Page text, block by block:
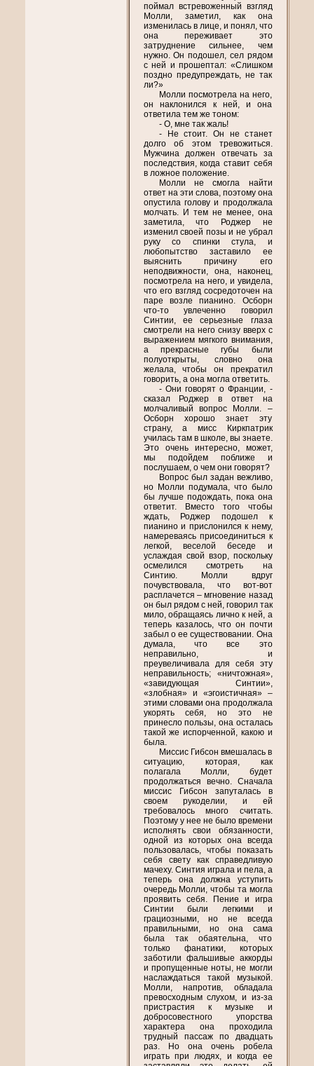
поймал встревоженный взгляд
Молли, заметил, как она
изменилась в лице, и понял, что
она переживает это
затруднение сильнее, чем
нужно. Он подошел, сел рядом
с ней и прошептал: «Слишком
поздно предупреждать, не так
ли?»
Молли посмотрела на него,
он наклонился к ней, и она
ответила тем же тоном:
- О, мне так жаль!
- Не стоит. Он не станет
долго об этом тревожиться.
Мужчина должен отвечать за
последствия, когда ставит себя
в ложное положение.
Молли не смогла найти
ответ на эти слова, поэтому она
опустила голову и продолжала
молчать. И тем не менее, она
заметила, что Роджер не
изменил своей позы и не убрал
руку со спинки стула, и
любопытство заставило ее
выяснить причину его
неподвижности, она, наконец,
посмотрела на него, и увидела,
что его взгляд сосредоточен на
паре возле пианино. Осборн
что-то увлеченно говорил
Синтии, ее серьезные глаза
смотрели на него снизу вверх с
выражением мягкого внимания,
а прекрасные губы были
полуоткрыты, словно она
желала, чтобы он прекратил
говорить, а она могла ответить.
- Они говорят о Франции, -
сказал Роджер в ответ на
молчаливый вопрос Молли. –
Осборн хорошо знает эту
страну, а мисс Киркпатрик
училась там в школе, вы знаете.
Это очень интересно, может,
мы подойдем поближе и
послушаем, о чем они говорят?
Вопрос был задан вежливо,
но Молли подумала, что было
бы лучше подождать, пока она
ответит. Вместо того чтобы
ждать, Роджер подошел к
пианино и прислонился к нему,
намереваясь присоединиться к
легкой, веселой беседе и
услаждая свой взор, поскольку
осмелился смотреть на
Синтию. Молли вдруг
почувствовала, что вот-вот
расплачется – мгновение назад
он был рядом с ней, говорил так
мило, обращаясь лично к ней, а
теперь казалось, что он почти
забыл о ее существовании. Она
думала, что все это
неправильно, и
преувеличивала для себя эту
неправильность; «ничтожная»,
«завидующая Синтии»,
«злобная» и «эгоистичная» –
этими словами она продолжала
укорять себя, но это не
принесло пользы, она осталась
такой же испорченной, какою и
была.
Миссис Гибсон вмешалась в
ситуацию, которая, как
полагала Молли, будет
продолжаться вечно. Сначала
миссис Гибсон запуталась в
своем рукоделии, и ей
требовалось много считать.
Поэтому у нее не было времени
исполнять свои обязанности,
одной из которых она всегда
пользовалась, чтобы показать
себя свету как справедливую
мачеху. Синтия играла и пела, а
теперь она должна уступить
очередь Молли, чтобы та могла
проявить себя. Пение и игра
Синтии были легкими и
грациозными, но не всегда
правильными, но она сама
была так обаятельна, что
только фанатики, которых
заботили фальшивые аккорды
и пропущенные ноты, не могли
наслаждаться такой музыкой.
Молли, напротив, обладала
превосходным слухом, и из-за
пристрастия к музыке и
добросовестного упорства
характера она проходила
трудный пассаж по двадцать
раз. Но она очень робела
играть при людях, и когда ее